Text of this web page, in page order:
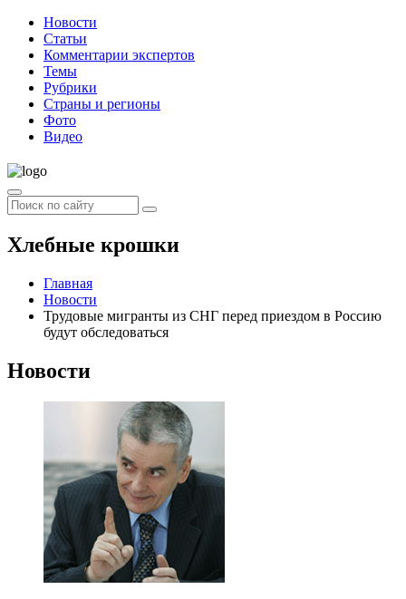
Новости
Статьи
Комментарии экспертов
Темы
Рубрики
Страны и регионы
Фото
Видео
Хлебные крошки
Главная
Новости
Трудовые мигранты из СНГ перед приездом в Россию
будут обследоваться
Новости